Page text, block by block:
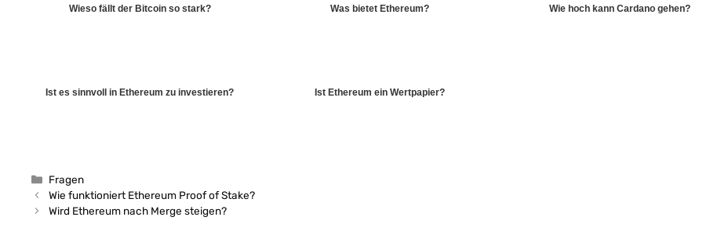
Wieso fällt der Bitcoin so stark? Was bietet Ethereum? Wie hoch kann Cardano gehen?
Ist es sinnvoll in Ethereum zu investieren? Ist Ethereum ein Wertpapier?
Kategorien
Fragen
Wie funktioniert Ethereum Proof of Stake?
Wird Ethereum nach Merge steigen?